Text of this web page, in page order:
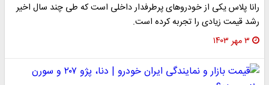
رانا پلاس یکی از خودروهای پرطرفدار داخلی است که طی چند سال اخیر
رشد قیمت زیادی را تجربه کرده است.
۳ مهر ۱۴۰۳